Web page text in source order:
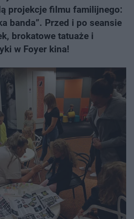
projekcje filmu familijnego:
banda”. Przed i po seansie
brokatowe tatuaże i
w Foyer kina!